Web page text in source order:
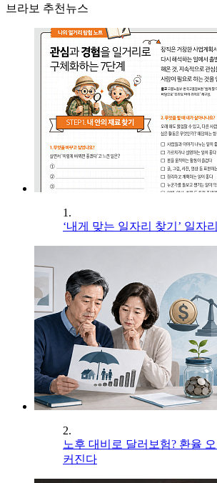
브라보 추천뉴스
1.
‘내게 맞는 일자리 찾기’ 일자
2.
노후 대비로 달러보험? 환율
커진다